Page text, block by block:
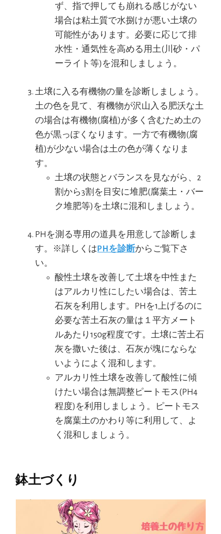
ず、指で押しても崩れる感じがない
場合は粘土質で水捌けが悪い土壌の
可能性があります。必要に応じて排
水性・通気性を高める用土(川砂・パ
ーライト等)を混和しましょう。
土壌に入る有機物の量を診断しましょう。
土の色を見て、有機物が沢山入る肥沃な土
の場合は有機物(腐植)が多く含むため土の
色が黒っぽくなります。一方で有機物(腐
植)が少ない場合は土の色が薄くなりま
す。
土壌の状態とバランスを見ながら、2
割から3割を目安に堆肥(腐葉土・バー
ク堆肥等)を土壌に混和しましょう。
PHを測る専用の道具を用意して診断しま
す。※詳しくは PHを診断からご覧下さ
い。
酸性土壌を改善して土壌を中性また
はアルカリ性にしたい場合は、苦土
石灰を利用します。PHを1上げるのに
必要な苦土石灰の量は１平方メート
ルあたり150g程度です。土壌に苦土石
灰を撒いた後は、石灰が塊にならな
いようによく混和します。
アルカリ性土壌を改善して酸性に傾
けたい場合は無調整ピートモス(PH4
程度)を利用しましょう。ピートモス
を腐葉土のかわり等に利用して、よ
く混和しましょう。
鉢土づくり